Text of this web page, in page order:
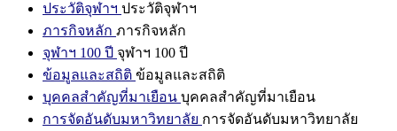
ประวัติจุฬาฯ ประวัติจุฬาฯ
ภารกิจหลัก ภารกิจหลัก
จุฬาฯ 100 ปี จุฬาฯ 100 ปี
ข้อมูลและสถิติ ข้อมูลและสถิติ
บุคคลสำคัญที่มาเยือน บุคคลสำคัญที่มาเยือน
การจัดอันดับมหาวิทยาลัย การจัดอันดับมหาวิทยาลัย